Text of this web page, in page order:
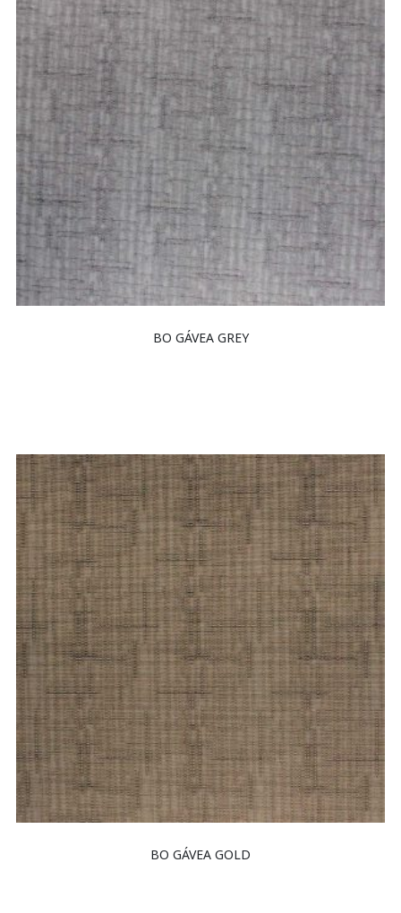
BO GÁVEA GREY
BO GÁVEA GOLD